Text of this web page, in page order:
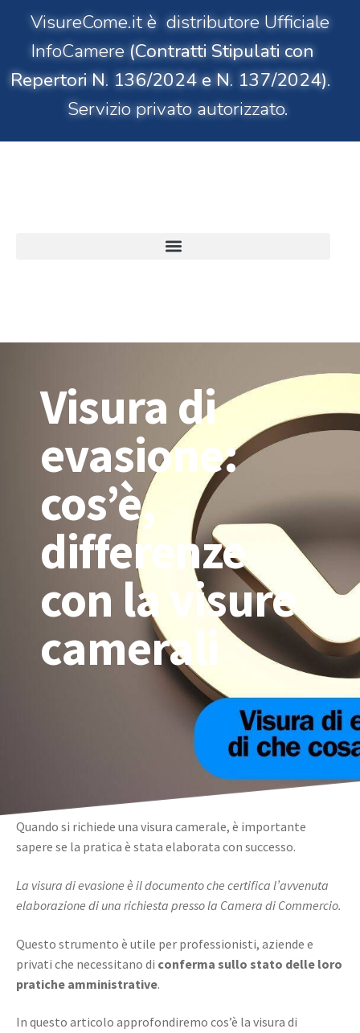
VisureCome.it è distributore Ufficiale
InfoCamere(Contratti Stipulati con
Repertori N. 136/2024 e N. 137/2024).
Servizio privato autorizzato.
Visura di
evasione:
cos’è,
differenze
con la visure
camerali
Quando si richiede una visura camerale, è importante
sapere se la pratica è stata elaborata con successo.
La visura di evasione è il documento che certifica l’avvenuta
elaborazione di una richiesta presso la Camera di Commercio.
Questo strumento è utile per professionisti, aziende e
privati che necessitano di conferma sullo stato delle loro
pratiche amministrative.
In questo articolo approfondiremo cos’è la visura di